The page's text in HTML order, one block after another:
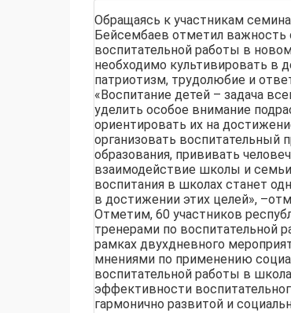
Обращаясь к участникам
Бейсембаев отметил важность
воспитательной работы в
необходимо культивировать в
патриотизм, трудолюбие и
«Воспитание детей – задача
уделить особое внимание
ориентировать их на
организовать воспитательный
образования, прививать
взаимодействие школы и
воспитания в школах станет
в достижении этих целей»,
Отметим, 60 участников
тренерами по воспитательной
рамках двухдневного
мнениями по применению
воспитательной работы в
эффективности
гармонично развитой и